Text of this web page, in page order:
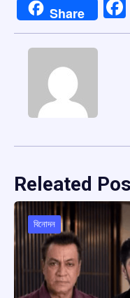
Share
Releated
বিনোদন